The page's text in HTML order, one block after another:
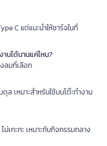
C แต่แนะนำให้ชาร์จในที่
านได้นานแค่ไหน?
ลมที่เลือก
เหมาะสำหรับใช้บนโต๊ะทำงาน
กะกะ เหมาะกับกิจกรรมกลาง